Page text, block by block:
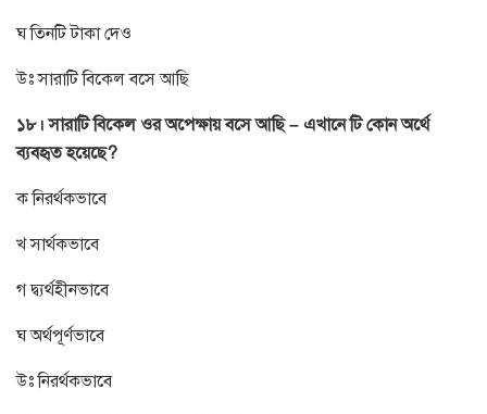
ঘ তিনটি টাকা দেও
উঃ সারাটি বিকেল বসে আছি
১৮। সারাটি বিকেল ওর অপেক্ষায় বসে আছি – এখানে টি কোন অর্থে
ব্যবহৃত হয়েছে?
ক নিরর্থকভাবে
খ সার্থকভাবে
গ দ্ব্যর্থহীনভাবে
ঘ অর্থপূর্ণভাবে
উঃ নিরর্থকভাবে